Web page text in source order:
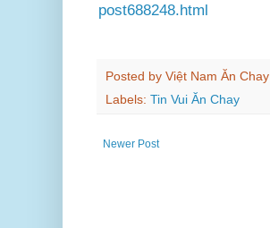
post688248.html
Posted by Việt Nam Ăn Chay
Labels: Tin Vui Ăn Chay
Newer Post